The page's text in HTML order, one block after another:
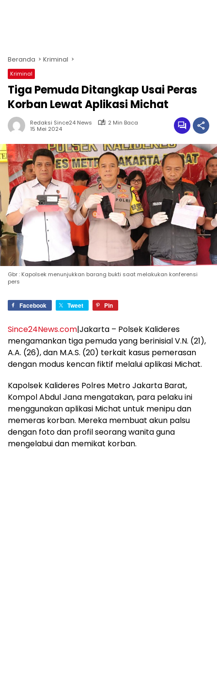
Beranda Kriminal
Kriminal
Tiga Pemuda Ditangkap Usai Peras
Korban Lewat Aplikasi Michat
Redaksi Since24 News
2 Min Baca
15 Mei 2024
Gbr : Kapolsek menunjukkan barang bukti saat melakukan konferensi
pers
Facebook Tweet Pin
Since24News.com|Jakarta – Polsek Kalideres
mengamankan tiga pemuda yang berinisial V.N. (21),
A.A. (26), dan M.A.S. (20) terkait kasus pemerasan
dengan modus kencan fiktif melalui aplikasi Michat.
Kapolsek Kalideres Polres Metro Jakarta Barat,
Kompol Abdul Jana mengatakan, para pelaku ini
menggunakan aplikasi Michat untuk menipu dan
memeras korban. Mereka membuat akun palsu
dengan foto dan profil seorang wanita guna
mengelabui dan memikat korban.